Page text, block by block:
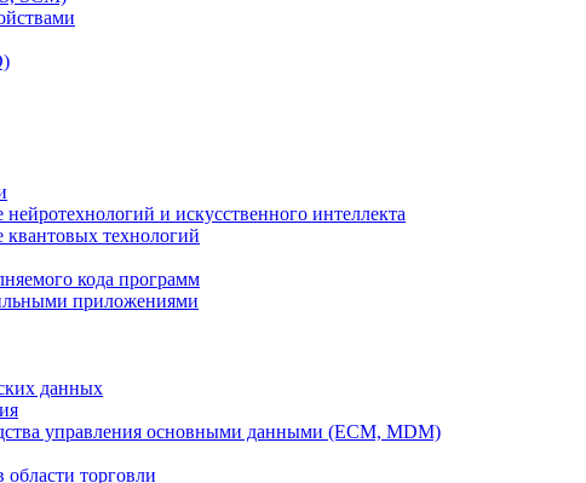
и искусственного интеллекта
квантовых технологий
кода программ
приложениями
данных
управления основными данными (ECM, MDM)
торговли